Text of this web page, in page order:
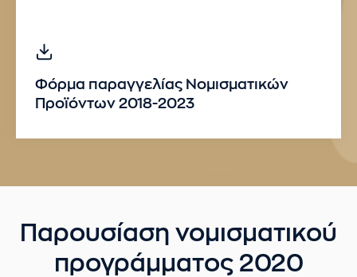
Φόρμα παραγγελίας Νομισματικών
Προϊόντων 2018-2023
Παρουσίαση νομισματικού
προγράμματος 2020